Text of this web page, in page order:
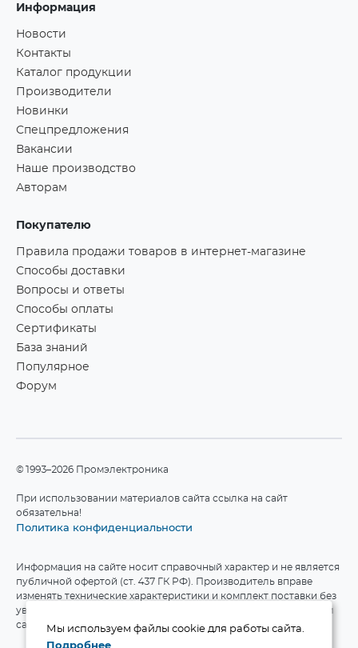
Информация
Новости
Контакты
Каталог продукции
Производители
Новинки
Спецпредложения
Вакансии
Наше производство
Авторам
Покупателю
Правила продажи товаров в интернет-магазине
Способы доставки
Вопросы и ответы
Способы оплаты
Сертификаты
База знаний
Популярное
Форум
©1993–2026 Промэлектроника
При использовании материалов сайта ссылка на сайт
обязательна!
Политика конфиденциальности
Информация на сайте носит справочный характер и не является
публичной офертой (ст. 437 ГК РФ). Производитель вправе
изменять технические характеристики и комплект поставки без
уведомления. Актуальные данные приведены на официальном
сайте производителя.
Мы используем файлы cookie для работы сайта.